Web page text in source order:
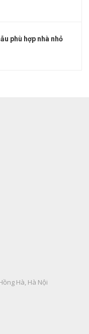
phù hợp nhà nhỏ
Hà, Hà Nội